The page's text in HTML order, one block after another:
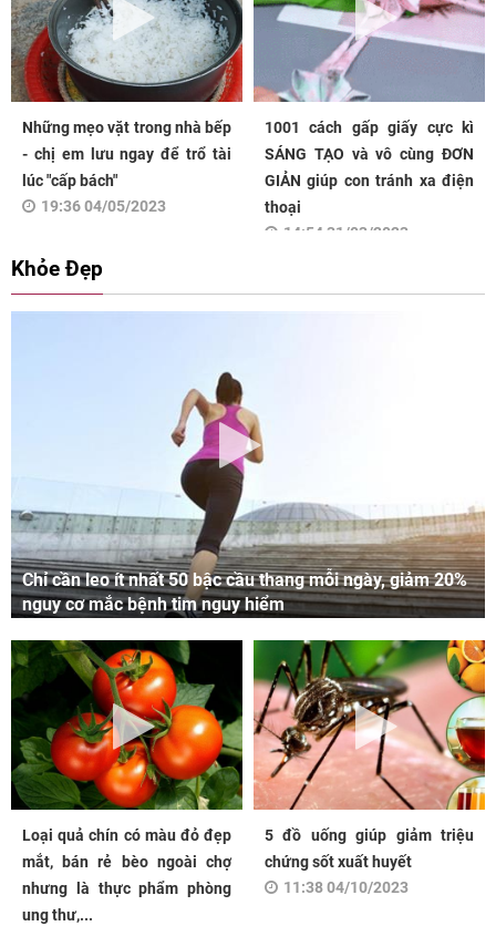
Những mẹo vặt trong nhà bếp
- chị em lưu ngay để trổ tài
lúc "cấp bách"
19:36 04/05/2023
1001 cách gấp giấy cực kì
SÁNG TẠO và vô cùng ĐƠN
GIẢN giúp con tránh xa điện
thoại
14:54 31/03/2023
Khỏe Đẹp
Chỉ cần leo ít nhất 50 bậc cầu thang mỗi ngày, giảm 20%
nguy cơ mắc bệnh tim nguy hiểm
Loại quả chín có màu đỏ đẹp
mắt, bán rẻ bèo ngoài chợ
nhưng là thực phẩm phòng
ung thư,...
5 đồ uống giúp giảm triệu
chứng sốt xuất huyết
11:38 04/10/2023